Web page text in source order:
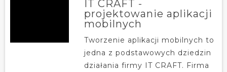
IT CRAFT -
projektowanie aplikacji
mobilnych
Tworzenie aplikacji mobilnych to
jedna z podstawowych dziedzin
działania firmy IT CRAFT. Firma